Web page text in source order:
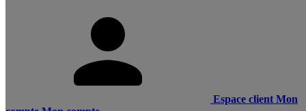
Espace client Mon